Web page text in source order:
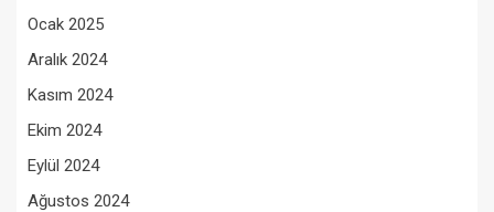
Ocak 2025
Aralık 2024
Kasım 2024
Ekim 2024
Eylül 2024
Ağustos 2024